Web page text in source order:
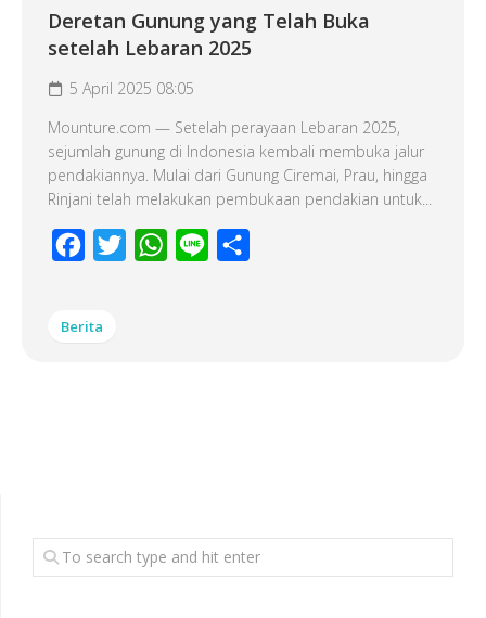
Deretan Gunung yang Telah Buka
setelah Lebaran 2025
5 April 2025 08:05
Mounture.com — Setelah perayaan Lebaran 2025,
sejumlah gunung di Indonesia kembali membuka jalur
pendakiannya. Mulai dari Gunung Ciremai, Prau, hingga
Rinjani telah melakukan pembukaan pendakian untuk...
Facebook
Twitter WhatsApp
Line
Berita